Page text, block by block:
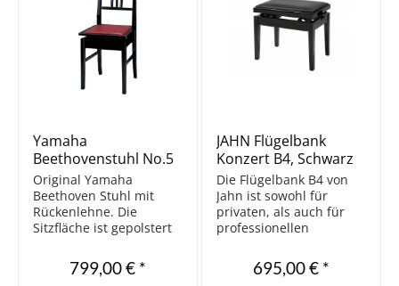
Yamaha
Beethovenstuhl No.5
Original Yamaha
Beethoven Stuhl mit
Rückenlehne. Die
Sitzfläche ist gepolstert
Echtleder in der Farbe
Bordeaux. Die
799,00 € *
JAHN Flügelbank
Konzert B4, Schwarz
poliert
Die Flügelbank B4 von
Jahn ist sowohl für
privaten, als auch für
professionellen
Design entspricht dem
einer klassischen
695,00 € *